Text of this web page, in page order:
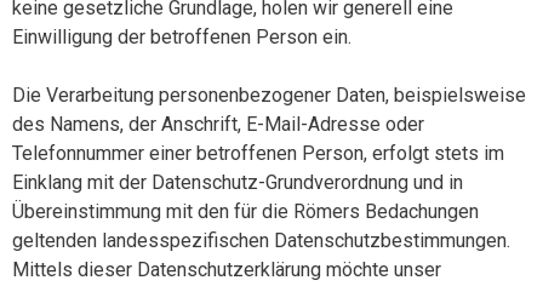
keine gesetzliche Grundlage, holen wir generell eine
Einwilligung der betroffenen Person ein.
Die Verarbeitung personenbezogener Daten, beispielsweise
des Namens, der Anschrift, E-Mail-Adresse oder
Telefonnummer einer betroffenen Person, erfolgt stets im
Einklang mit der Datenschutz-Grundverordnung und in
Übereinstimmung mit den für die Römers Bedachungen
geltenden landesspezifischen Datenschutzbestimmungen.
Mittels dieser Datenschutzerklärung möchte unser